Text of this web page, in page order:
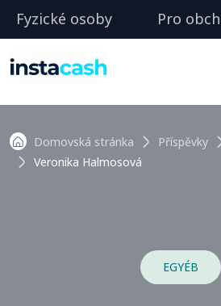
Fyzické osoby Pro
Domovská stránka Příspěvky
Veronika Halmosová
EGYÉB